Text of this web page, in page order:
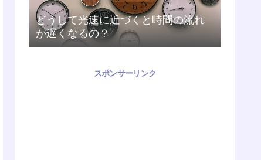
どうして光速に近づくと時間の流れ
が遅くなるの？
スポンサーリンク